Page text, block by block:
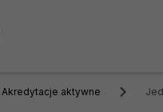
Akredytacje aktywne